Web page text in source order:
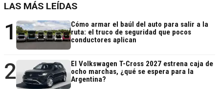
LAS MÁS LEÍDAS
1
Cómo armar el baúl del auto para salir a la
ruta: el truco de seguridad que pocos
conductores aplican
2
El Volkswagen T-Cross 2027 estrena caja de
ocho marchas, ¿qué se espera para la
Argentina?